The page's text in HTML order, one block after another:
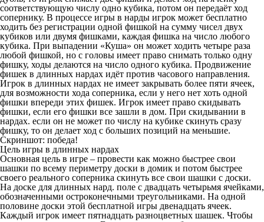
соответствующую числу одно кубика, потом он передаёт ход
сопернику. В процессе игры в нарды игрок может бесплатно
ходить без регистрации одной фишкой на сумму чисел двух
кубиков или двумя фишками, каждая фишка на число любого
кубика. При выпадении «Куша» он может ходить четыре раза
любой фишкой, но с головы имеет право снимать только одну
фишку, ходы делаются на число одного кубика. Продвижение
фишек в длинных нардах идёт против часового направления.
Игрок в длинных нардах не имеет закрывать более пяти ячеек,
для возможности хода соперника, если у него нет хоть одной
фишки впереди этих фишек. Игрок имеет право скидывать
фишки, если его фишки все зашли в дом. При скидывании в
нардах. если он не может по числу на кубике скинуть сразу
фишку, то он делает ход с больших позиций на меньшие.
Скриншот: победа!
Цель игры в длинных нардах
Основная цель в игре – провести как можно быстрее свои
шашки по всему периметру доски в домик и потом быстрее
своего реального соперника скинуть все свои шашки с доски.
На доске для длинных нард. поле с двадцать четырьмя ячейками,
обозначенными остроконечными треугольниками. На одной
половине доски этой бесплатной игры двенадцать ячеек.
Каждый игрок имеет пятнадцать разноцветных шашек. Чтобы